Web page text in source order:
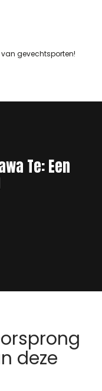
gevechtsporten!
Te: Een
deze